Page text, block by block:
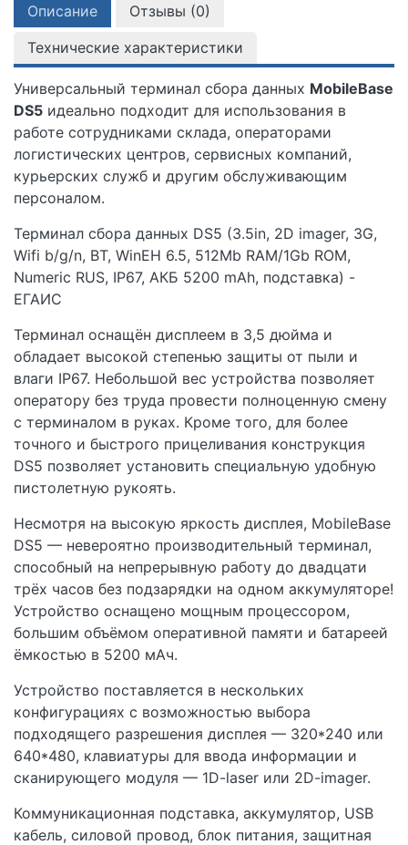
Описание Отзывы (0)
Технические характеристики
Универсальный терминал сбора данных MobileBase
DS5 идеально подходит для использования в
работе сотрудниками склада, операторами
логистических центров, сервисных компаний,
курьерских служб и другим обслуживающим
персоналом.
Терминал сбора данных DS5 (3.5in, 2D imager, 3G,
Wifi b/g/n, BT, WinEH 6.5, 512Mb RAM/1Gb ROM,
Numeric RUS, IP67, АКБ 5200 mAh, подставка) -
ЕГАИС
Терминал оснащён дисплеем в 3,5 дюйма и
обладает высокой степенью защиты от пыли и
влаги IP67. Небольшой вес устройства позволяет
оператору без труда провести полноценную смену
с терминалом в руках. Кроме того, для более
точного и быстрого прицеливания конструкция
DS5 позволяет установить специальную удобную
пистолетную рукоять.
Несмотря на высокую яркость дисплея, MobileBase
DS5 — невероятно производительный терминал,
способный на непрерывную работу до двадцати
трёх часов без подзарядки на одном аккумуляторе!
Устройство оснащено мощным процессором,
большим объёмом оперативной памяти и батареей
ёмкостью в 5200 мАч.
Устройство поставляется в нескольких
конфигурациях с возможностью выбора
подходящего разрешения дисплея — 320*240 или
640*480, клавиатуры для ввода информации и
сканирующего модуля — 1D-laser или 2D-imager.
Коммуникационная подставка, аккумулятор, USB
кабель, силовой провод, блок питания, защитная